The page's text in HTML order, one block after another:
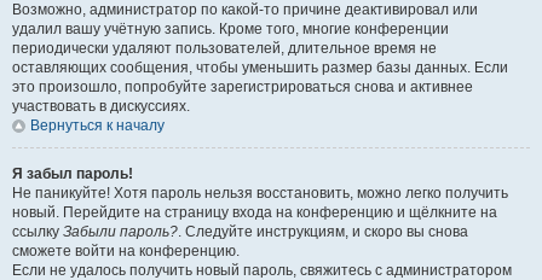
Возможно, администратор по какой-то причине деактивировал или
удалил вашу учётную запись. Кроме того, многие конференции
периодически удаляют пользователей, длительное время не
оставляющих сообщения, чтобы уменьшить размер базы данных. Если
это произошло, попробуйте зарегистрироваться снова и активнее
участвовать в дискуссиях.
Вернуться к началу
Я забыл пароль!
Не паникуйте! Хотя пароль нельзя восстановить, можно легко получить
новый. Перейдите на страницу входа на конференцию и щёлкните на
ссылку Забыли пароль?. Следуйте инструкциям, и скоро вы снова
сможете войти на конференцию.
Если не удалось получить новый пароль, свяжитесь с администратором